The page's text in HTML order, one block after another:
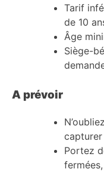
Tarif
de 10
Âge
Siège-
A prévoir
capturer
Portez